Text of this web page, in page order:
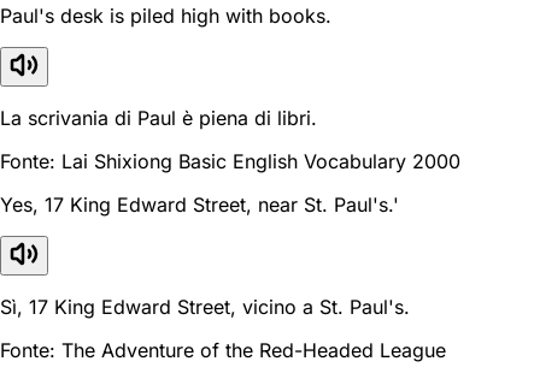
Paul's desk is piled high with books.
La scrivania di Paul è piena di libri.
Fonte: Lai Shixiong Basic English Vocabulary 2000
Yes, 17 King Edward Street, near St. Paul's.'
Sì, 17 King Edward Street, vicino a St. Paul's.
Fonte: The Adventure of the Red-Headed League